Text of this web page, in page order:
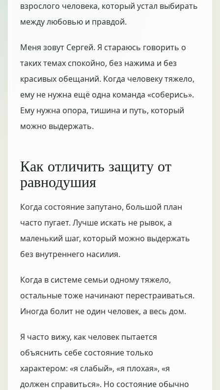
взрослого человека, который устал выбирать
между любовью и правдой.
Меня зовут Сергей. Я стараюсь говорить о
таких темах спокойно, без нажима и без
красивых обещаний. Когда человеку тяжело,
ему не нужна ещё одна команда «соберись».
Ему нужна опора, тишина и путь, который
можно выдержать.
Как отличить защиту от
равнодушия
Когда состояние запутано, большой план
часто пугает. Лучше искать не рывок, а
маленький шаг, который можно выдержать
без внутреннего насилия.
Когда в системе семьи одному тяжело,
остальные тоже начинают перестраиваться.
Иногда болит не один человек, а весь дом.
Я часто вижу, как человек пытается
объяснить себе состояние только
характером: «я слабый», «я плохая», «я
должен справиться». Но состояние обычно